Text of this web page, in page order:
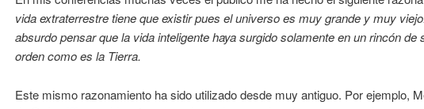
vida extraterrestre tiene que exis­tir pues el universo es muy grande y muy
absurdo pensar que la vida inteligente haya surgido solamente en un rincón de
orden como es la Tierra.
Este mismo razonamiento ha sido utili­zado desde muy antiguo. Por ejemplo,